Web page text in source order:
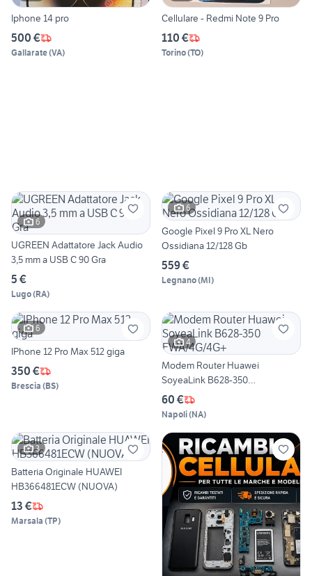
Iphone 14 pro
500 €
Gallarate(VA)
Cellulare - Redmi Note 9 Pro
110 €
Torino(TO)
6
UGREEN Adattatore Jack Audio
3,5 mm a USB C 90 Gra
5 €
Lugo(RA)
6
Google Pixel 9 Pro XL Nero
Ossidiana 12/128 Gb
559 €
Legnano(MI)
6
IPhone 12 Pro Max 512 giga
350 €
Brescia (BS)
4
Modem Router Huawei
SoyeaLink B628-350
FWA/4G/4G+
60 €
Napoli(NA)
3
Batteria Originale HUAWEI
HB366481ECW (NUOVA)
13 €
Marsala (TP)